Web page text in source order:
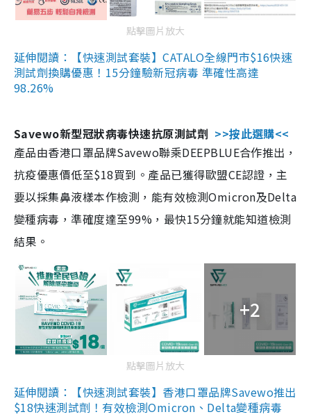
點擊圖片放大
延伸閱讀：【快速測試套裝】CATALO全線門市$16快速
測試劑換購優惠！15分鐘驗新冠病毒 準確性高達
98.26%
Savewo新型冠狀病毒快速抗原測試劑 >>按此選購<<
產品由香港口罩品牌Savewo聯乘DEEPBLUE合作推出，
抗疫優惠價低至$18買到。產品已獲得歐盟CE認證，主
要以採集鼻液樣本作檢測，能有效檢測Omicron及Delta
變種病毒，準確度達至99%，最快15分鐘就能知道檢測
結果。
+2
點擊圖片放大
延伸閱讀：【快速測試套裝】香港口罩品牌Savewo推出
$18快速測試劑！有效檢測Omicron、Delta變種病毒